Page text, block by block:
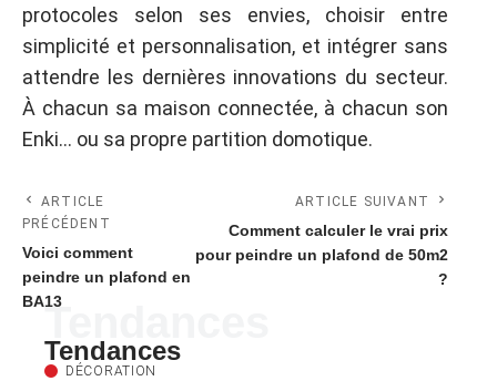
protocoles selon ses envies, choisir entre
simplicité et personnalisation, et intégrer sans
attendre les dernières innovations du secteur.
À chacun sa maison connectée, à chacun son
Enki… ou sa propre partition domotique.
ARTICLE
PRÉCÉDENT
Voici comment
peindre un plafond en
BA13
ARTICLE SUIVANT
Comment calculer le vrai prix
pour peindre un plafond de 50m2
?
Tendances
Tendances
DÉCORATION